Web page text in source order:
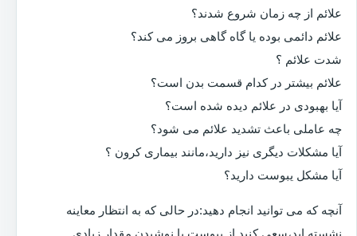
علائم از چه زمان شروع شدند؟
علائم دائمی بوده یا گاه گاهی بروز می کند؟
شدت علائم ؟
علائم بیشتر در کدام قسمت بدن است؟
آیا بهبودی در علائم دیده شده است؟
چه عاملی باعث تشدید علائم می شود؟
آیا مشکلات دیگری نیز دارید،مانند بیماری کرون ؟
آیا مشکل یبوست دارید؟
آنچه که می توانید انجام دهید:در حالی که به انتظار معاینه
نشسته اید،سعی کنید از یبوست با نوشیدن مقدار زیادی